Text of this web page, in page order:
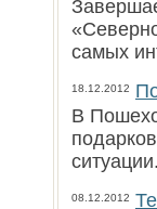
самых
18.12.2012
В
08.12.2012